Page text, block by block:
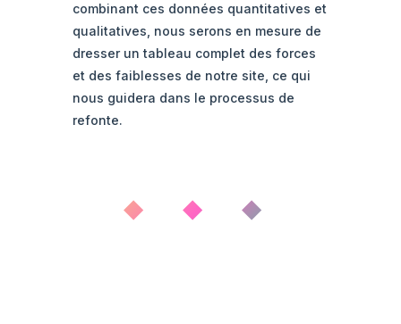
combinant ces données quantitatives et
qualitatives, nous serons en mesure de
dresser un tableau complet des forces
et des faiblesses de notre site, ce qui
nous guidera dans le processus de
refonte.
◆ ◆ ◆